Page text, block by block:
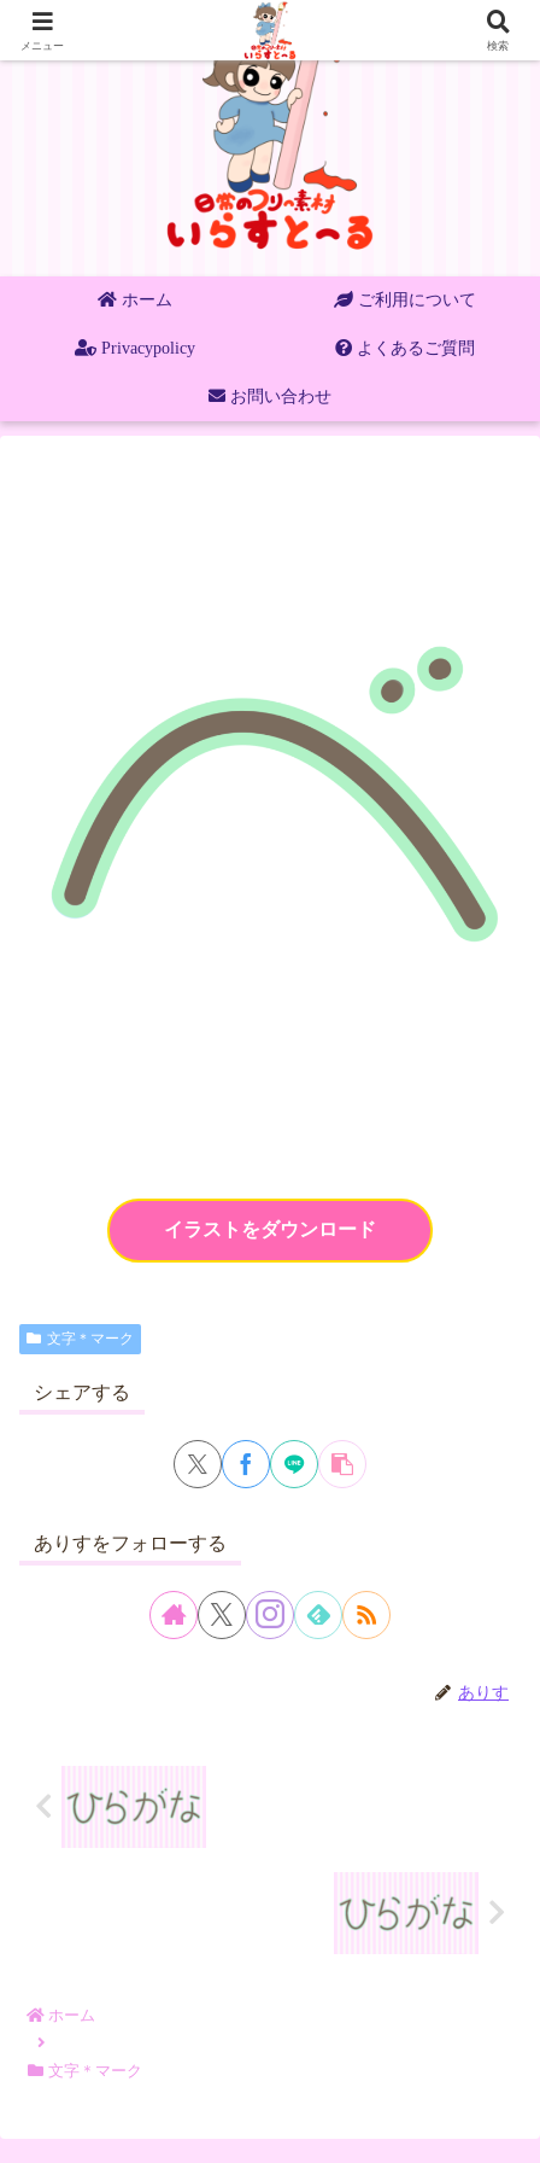
ホーム ご利用について
Privacypolicy よくあるご質問
お問い合わせ
イラストをダウンロード
文字＊マーク
シェアする
ありすをフォローする
ありす
ホーム
文字＊マーク
メニュー 検索